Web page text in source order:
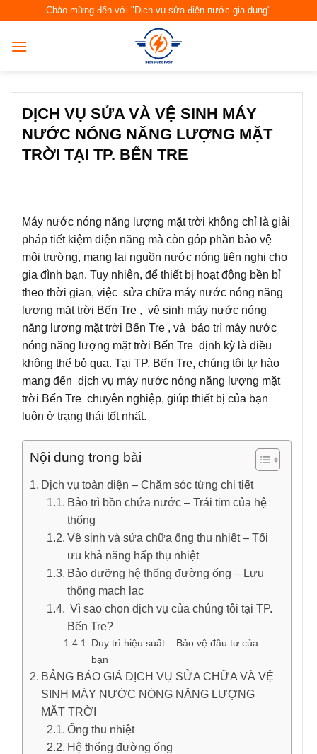
content
Chào mừng đến với "Dịch vụ sửa điện nước gia dụng"
DỊCH VỤ SỬA VÀ VỆ SINH MÁY
NƯỚC NÓNG NĂNG LƯỢNG MẶT
TRỜI TẠI TP. BẾN TRE
Máy nước nóng năng lượng mặt trời không chỉ là giải
pháp tiết kiệm điện năng mà còn góp phần bảo vệ
môi trường, mang lại nguồn nước nóng tiện nghi cho
gia đình bạn. Tuy nhiên, để thiết bị hoạt động bền bỉ
theo thời gian, việc sửa chữa máy nước nóng năng
lượng mặt trời Bến Tre , vệ sinh máy nước nóng
năng lượng mặt trời Bến Tre , và bảo trì máy nước
nóng năng lượng mặt trời Bến Tre định kỳ là điều
không thể bỏ qua. Tại TP. Bến Tre, chúng tôi tự hào
mang đến dịch vụ máy nước nóng năng lượng mặt
trời Bến Tre chuyên nghiệp, giúp thiết bị của bạn
luôn ở trạng thái tốt nhất.
Nội dung trong bài
Dịch vụ toàn diện – Chăm sóc từng chi tiết
Bảo trì bồn chứa nước – Trái tim của hệ
thống
Vệ sinh và sửa chữa ống thu nhiệt – Tối
ưu khả năng hấp thụ nhiệt
Bảo dưỡng hệ thống đường ống – Lưu
thông mạch lạc
Vì sao chọn dịch vụ của chúng tôi tại TP.
Bến Tre?
Duy trì hiệu suất – Bảo vệ đầu tư của
bạn
BẢNG BÁO GIÁ DỊCH VỤ SỬA CHỮA VÀ VỆ
SINH MÁY NƯỚC NÓNG NĂNG LƯỢNG
MẶT TRỜI
Ống thu nhiệt
Hệ thống đường ống